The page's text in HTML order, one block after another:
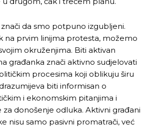
da smo potpuno izgubljeni.
na prvim linijma protesta, možemo
okruženjima. Biti aktivan
građanka znači aktivno sudjelovati
procesima koji oblikuju širu
biti informisan o
i ekonomskim pitanjima i
za donošenje odluka. Aktivni građani
nisu samo pasivni promatrači, već